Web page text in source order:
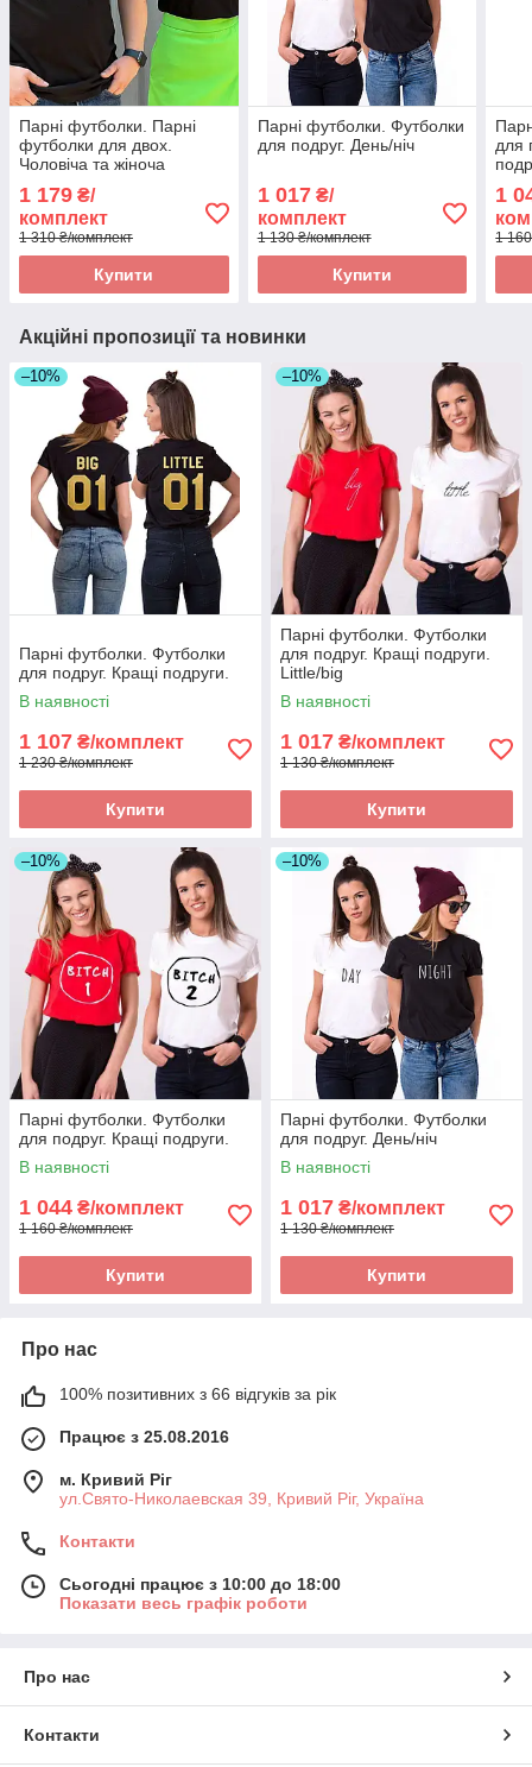
Парні футболки. Парні
футболки для двох.
Чоловіча та жіноча
1 179 ₴/
комплект
1 310 ₴/комплект
Купити
Парні футболки. Футболки
для подруг. День/ніч
1 017₴/
комплект
1 130 ₴/комплект
Купити
для
1
1
Акційні пропозиції та новинки
–10%
Парні футболки. Футболки
для подруг. Кращі подруги.
В наявності
1 107 ₴/комплект
1 230 ₴/комплект
Купити
–10%
Парні футболки. Футболки
для подруг. Кращі подруги.
Little/big
В наявності
1 017 ₴/комплект
1 130 ₴/комплект
Купити
–10%
Парні футболки. Футболки
для подруг. Кращі подруги.
В наявності
1 044 ₴/комплект
1 160 ₴/комплект
Купити
–10%
Парні футболки. Футболки
для подруг. День/ніч
В наявності
1 017 ₴/комплект
1 130 ₴/комплект
Купити
Про нас
100% позитивних з 66 відгуків за рік
Працює з 25.08.2016
м. Кривий Ріг
ул.Свято-Николаевская 39, Кривий Ріг, Україна
Контакти
Сьогодні працює з 10:00 до 18:00
Показати весь графік роботи
Про нас
Контакти